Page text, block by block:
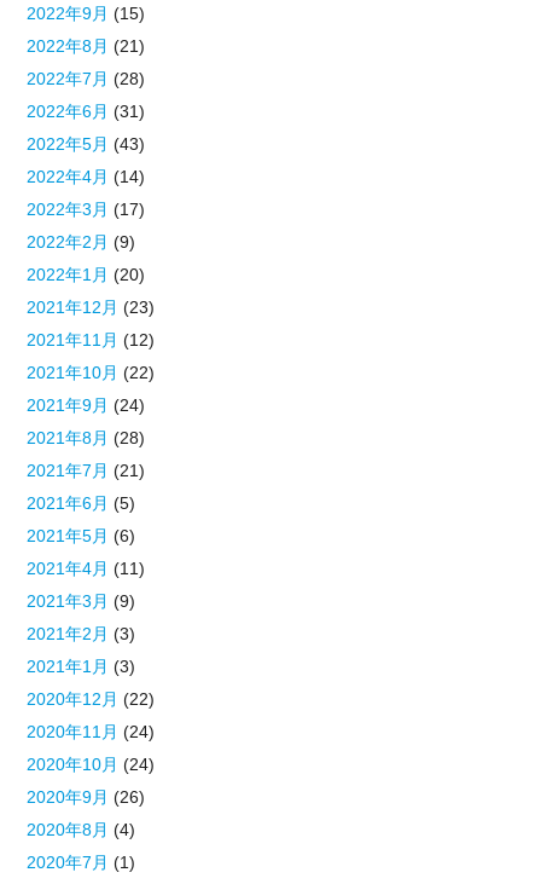
2022年9月 (15)
2022年8月 (21)
2022年7月 (28)
2022年6月 (31)
2022年5月 (43)
2022年4月 (14)
2022年3月 (17)
2022年2月 (9)
2022年1月 (20)
2021年12月 (23)
2021年11月 (12)
2021年10月 (22)
2021年9月 (24)
2021年8月 (28)
2021年7月 (21)
2021年6月 (5)
2021年5月 (6)
2021年4月 (11)
2021年3月 (9)
2021年2月 (3)
2021年1月 (3)
2020年12月 (22)
2020年11月 (24)
2020年10月 (24)
2020年9月 (26)
2020年8月 (4)
2020年7月 (1)